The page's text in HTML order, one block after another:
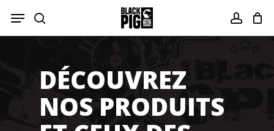
main
recherche
Menu
DÉCOUVREZ
NOS PRODUITS
Fermer